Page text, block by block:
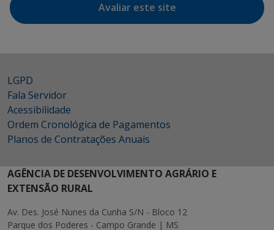
Avaliar este site
LGPD
Fala Servidor
Acessibilidade
Ordem Cronológica de Pagamentos
Planos de Contratações Anuais
AGÊNCIA DE DESENVOLVIMENTO AGRÁRIO E
EXTENSÃO RURAL
Av. Des. José Nunes da Cunha S/N - Bloco 12
Parque dos Poderes - Campo Grande | MS